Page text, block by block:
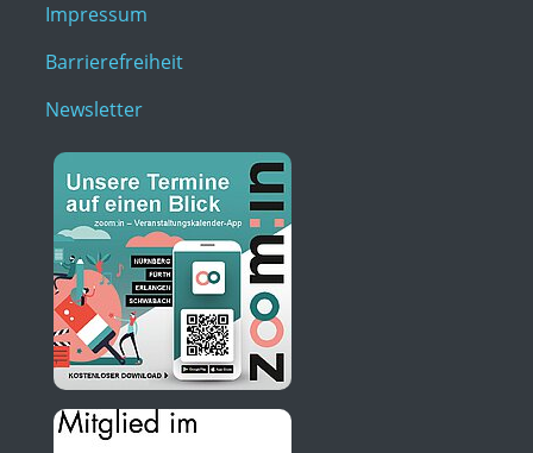
Impressum
Barrierefreiheit
Newsletter